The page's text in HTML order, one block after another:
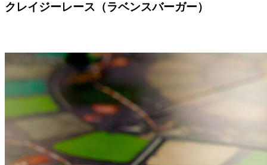
クレイジーレース（ラベンスバーガー）